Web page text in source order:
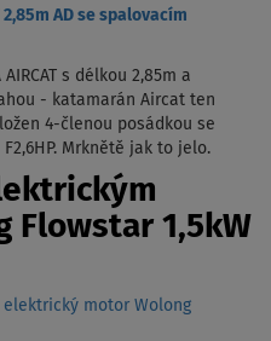
2,85m AD se spalovacím
s délkou 2,85m a
- katamarán Aircat ten
4-členou posádkou se
Mrknětě jak to jelo.
Flowstar 1,5kW
elektrický motor Wolong